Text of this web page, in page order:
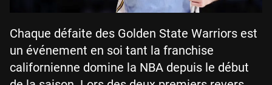
Chaque défaite des Golden State Warriors est
un événement en soi tant la franchise
californienne domine la NBA depuis le début